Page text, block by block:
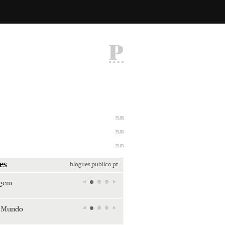
P
PUB
PUB
PUB
blogues.publico.pt
Miami retro (e sempre kitsch)
Andreia Marques Pereira